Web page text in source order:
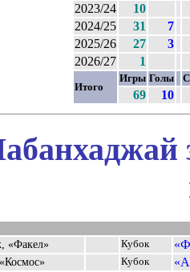
2023/24
10
2024/25
31
7
2025/26
27
3
2026/27
1
Итого
Игры Голы
69 10
«Факел» Кубок
Кубок